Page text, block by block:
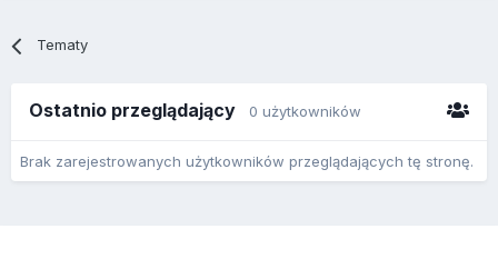
Tematy
Ostatnio przeglądający 0 użytkowników
Brak zarejestrowanych użytkowników przeglądających tę stronę.